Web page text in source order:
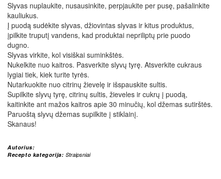
Slyvas nuplaukite, nusausinkite, perpjaukite per pusę, pašalinkite
kauliukus.
Į puodą sudėkite slyvas, džiovintas slyvas ir kitus produktus,
įpilkite truputį vandens, kad produktai nepriliptų prie puodo
dugno.
Slyvas virkite, kol visiškai suminkštės.
Nukelkite nuo kaitros. Pasverkite slyvų tyrę. Atsverkite cukraus
lygiai tiek, kiek turite tyrės.
Nutarkuokite nuo citrinų žievelę ir išspauskite sultis.
Supilkite slyvų tyrę, citrinų sultis, žieveles ir cukrų į puodą,
kaitinkite ant mažos kaitros apie 30 minučių, kol džemas sutirštės.
Paruoštą slyvų džemas supilkite į stiklainį.
Skanaus!
Autorius:
Recepto kategorija: Straipsniai